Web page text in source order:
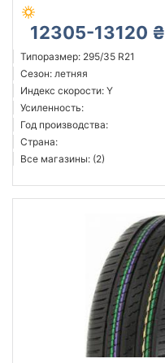
12305-13120 ₴
Типоразмер: 295/35 R21
Сезон: летняя
Индекс скорости: Y
Усиленность:
Год производства:
Страна:
Все магазины: (2)